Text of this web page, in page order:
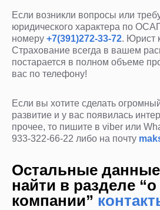
Если возникли вопросы или
юридического характера по
номеру +7(391)272-33-72. Юрист
Страхование всегда в вашем
постарается в полном объеме
вас по телефону!
Если вы хотите сделать
развитие и у вас появилась
прочее, то пишите в viber или
933-322-66-22 либо на почту
Остальные
найти в разделе “о
компании”